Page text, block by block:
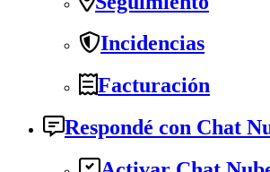
Incidencias
Facturación
Respondé con Chat